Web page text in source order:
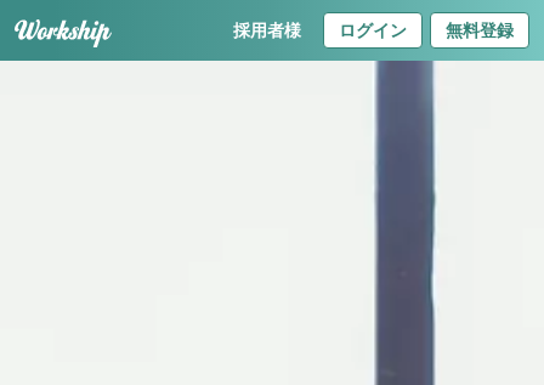
採用者様 ログイン 無料登録